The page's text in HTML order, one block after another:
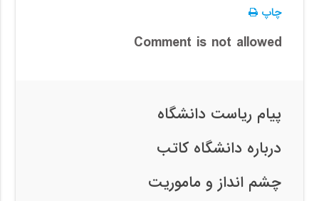
چاپ
Comment is not allowed
پیام ریاست دانشگاه
درباره دانشگاه کاتب
چشم انداز و ماموریت